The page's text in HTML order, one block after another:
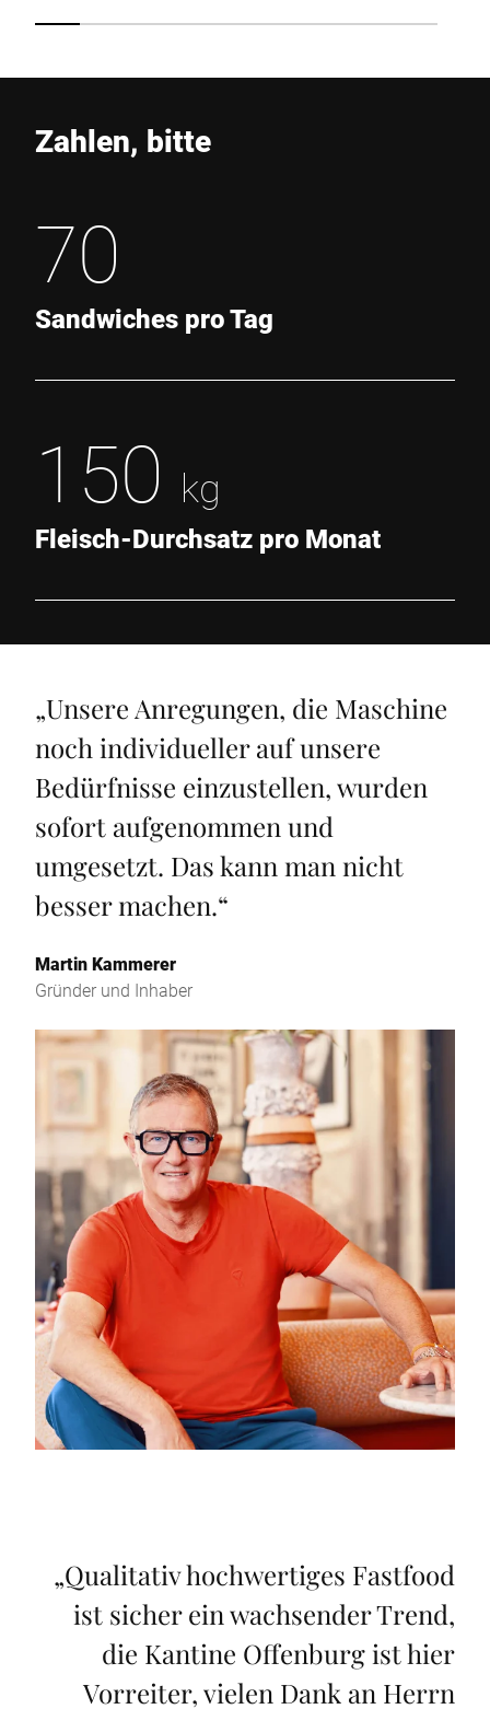
Zahlen, bitte
70
Sandwiches pro Tag
150 kg
Fleisch-Durchsatz pro Monat
„Unsere Anregungen, die Maschine
noch individueller auf unsere
Bedürfnisse einzustellen, wurden
sofort aufgenommen und
umgesetzt. Das kann man nicht
besser machen.“
Martin Kammerer
Gründer und Inhaber
„Qualitativ hochwertiges Fastfood
ist sicher ein wachsender Trend,
die Kantine Offenburg ist hier
Vorreiter, vielen Dank an Herrn